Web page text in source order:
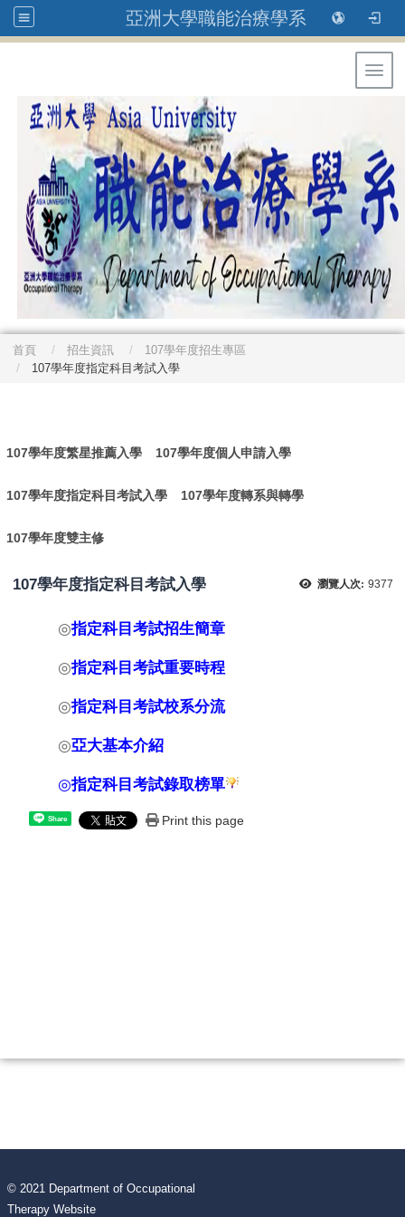
亞洲大學職能治療學系
首頁 招生資訊
107學年度招生專區
107學年度指定科目考試入學
107學年度繁星推薦入學 107學年度個人申請入學
107學年度指定科目考試入學 107學年度轉系與轉學
107學年度雙主修
瀏覽人次: 9377
107學年度指定科目考試入學
◎指定科目考試招生簡章
◎指定科目考試重要時程
◎指定科目考試校系分流
◎亞大基本介紹
◎指定科目考試錄取榜單
Share Print this page
© 2021 Department of Occupational
Therapy Website